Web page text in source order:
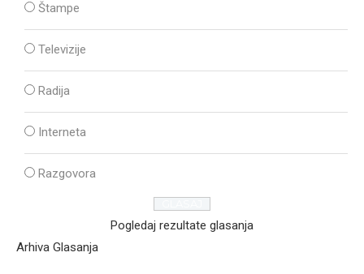
Štampe
Televizije
Radija
Interneta
Razgovora
Pogledaj rezultate glasanja
Arhiva Glasanja